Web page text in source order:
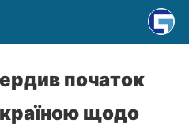
початок
щодо